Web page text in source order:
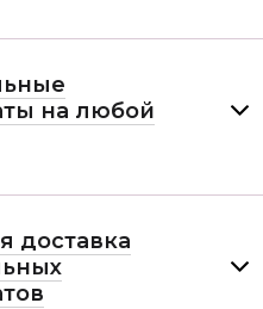
на любой
доставка